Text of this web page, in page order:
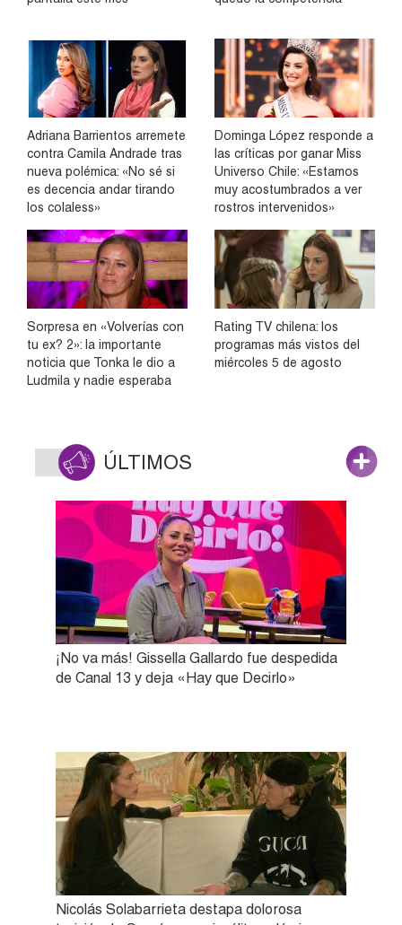
Adriana Barrientos arremete
contra Camila Andrade tras
nueva polémica: «No sé si
es decencia andar tirando
los colaless»
Dominga López responde a
las críticas por ganar Miss
Universo Chile: «Estamos
muy acostumbrados a ver
rostros intervenidos»
Sorpresa en «Volverías con
tu ex? 2»: la importante
noticia que Tonka le dio a
Ludmila y nadie esperaba
Rating TV chilena: los
programas más vistos del
miércoles 5 de agosto
ÚLTIMOS
¡No va más! Gissella Gallardo fue despedida
de Canal 13 y deja «Hay que Decirlo»
Nicolás Solabarrieta destapa dolorosa